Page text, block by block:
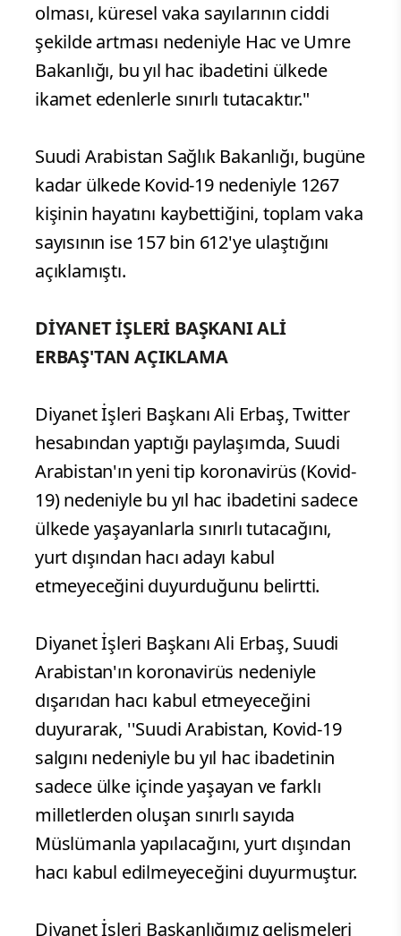
olması, küresel vaka sayılarının ciddi
şekilde artması nedeniyle Hac ve Umre
Bakanlığı, bu yıl hac ibadetini ülkede
ikamet edenlerle sınırlı tutacaktır."
Suudi Arabistan Sağlık Bakanlığı, bugüne
kadar ülkede Kovid-19 nedeniyle 1267
kişinin hayatını kaybettiğini, toplam vaka
sayısının ise 157 bin 612'ye ulaştığını
açıklamıştı.
DİYANET İŞLERİ BAŞKANI ALİ
ERBAŞ'TAN AÇIKLAMA
Diyanet İşleri Başkanı Ali Erbaş, Twitter
hesabından yaptığı paylaşımda, Suudi
Arabistan'ın yeni tip koronavirüs (Kovid-
19) nedeniyle bu yıl hac ibadetini sadece
ülkede yaşayanlarla sınırlı tutacağını,
yurt dışından hacı adayı kabul
etmeyeceğini duyurduğunu belirtti.
Diyanet İşleri Başkanı Ali Erbaş, Suudi
Arabistan'ın koronavirüs nedeniyle
dışarıdan hacı kabul etmeyeceğini
duyurarak, ''Suudi Arabistan, Kovid-19
salgını nedeniyle bu yıl hac ibadetinin
sadece ülke içinde yaşayan ve farklı
milletlerden oluşan sınırlı sayıda
Müslümanla yapılacağını, yurt dışından
hacı kabul edilmeyeceğini duyurmuştur.
Diyanet İşleri Başkanlığımız gelişmeleri